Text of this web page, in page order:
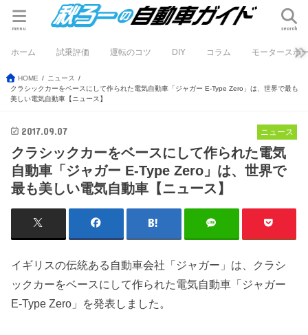
search
menu
ホーム 試乗評価 運転のコツ DIY コラム モータースポ
HOME
ニュース
クラシックカーをベースにして作られた電気自動車「ジャガー E-Type Zero」は、世界で最も
美しい電気自動車【ニュース】
ニュース
2017.09.07
クラシックカーをベースにして作られた電気
自動車「ジャガー E-Type Zero」は、世界で
最も美しい電気自動車【ニュース】
イギリスの伝統ある自動車会社「ジャガー」は、クラシ
ックカーをベースにして作られた電気自動車「ジャガー
E-Type Zero」を発表しました。